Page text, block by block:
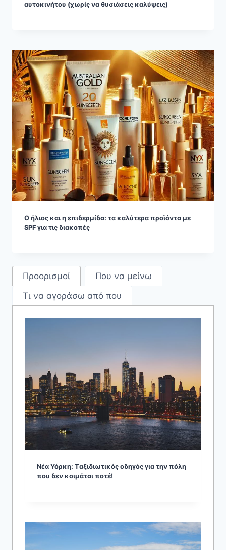
αυτοκινήτου (χωρίς να θυσιάσεις καλύψεις)
Ο ήλιος και η επιδερμίδα: τα καλύτερα προϊόντα με
SPF για τις διακοπές
Προορισμοί
Που να μείνω
Τι να αγοράσω από που
Νέα Υόρκη: Tαξιδιωτικός οδηγός για την πόλη
που δεν κοιμάται ποτέ!